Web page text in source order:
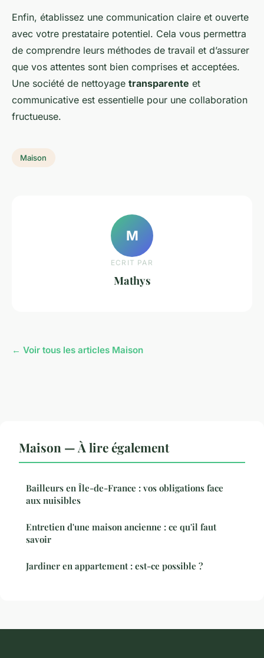
Enfin, établissez une communication claire et ouverte
avec votre prestataire potentiel. Cela vous permettra
de comprendre leurs méthodes de travail et d’assurer
que vos attentes sont bien comprises et acceptées.
Une société de nettoyage transparente et
communicative est essentielle pour une collaboration
fructueuse.
Maison
M
ECRIT PAR
Mathys
← Voir tous les articles Maison
Maison — À lire également
Bailleurs en Île-de-France : vos obligations face
aux nuisibles
Entretien d'une maison ancienne : ce qu'il faut
savoir
Jardiner en appartement : est-ce possible ?